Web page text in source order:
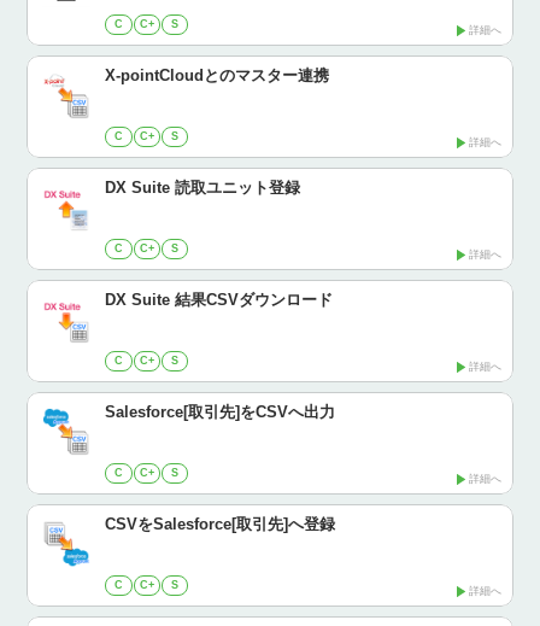
C C+ S 詳細へ
X-pointCloudとのマスター連携
C C+ S 詳細へ
DX Suite 読取ユニット登録
C C+ S 詳細へ
DX Suite 結果CSVダウンロード
C C+ S 詳細へ
Salesforce[取引先]をCSVへ出力
C C+ S 詳細へ
CSVをSalesforce[取引先]へ登録
C C+ S 詳細へ